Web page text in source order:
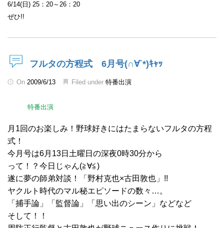
6/14(日) 25：20～26：20
ぜひ!!
フルタの方程式 6月号(∩∀`*)ｷｬｯ
On 2009/6/13 Filed under 特番出演
特番出演
月1回のお楽しみ！野球好きにはたまらないフルタの方程
式！
今月号は6月13日土曜日の深夜0時30分から
って！？今日じゃん(≧∀≦)
遂に夢の師弟対談！「野村克也×古田敦也」!!
ヤクルト時代のマル秘エピソードの数々…。
「捕手論」「監督論」「思い出のシーン」などなど
そして！！